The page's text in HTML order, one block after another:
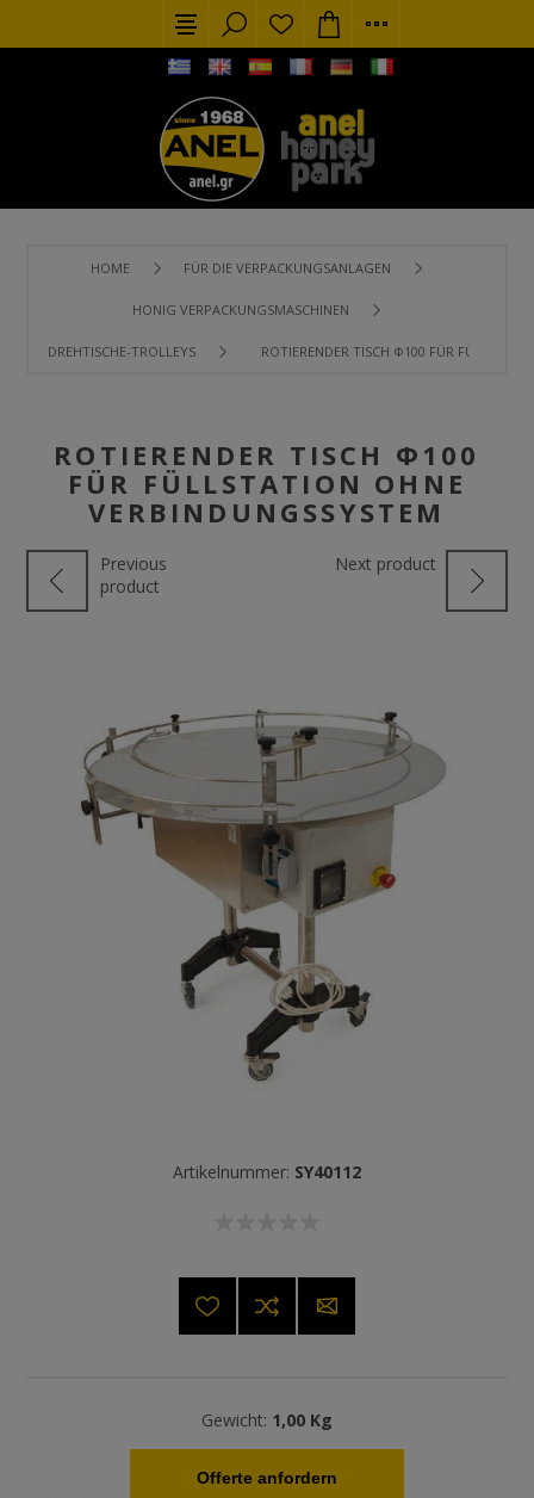
HOME FÜR DIE VERPACKUNGSANLAGEN
HONIG VERPACKUNGSMASCHINEN
DREHTISCHE-TROLLEYS ROTIERENDER TISCH Φ100 FÜR
ROTIERENDER TISCH Φ100
FÜR FÜLLSTATION OHNE
VERBINDUNGSSYSTEM
Previous
product
Next product
Artikelnummer: SY40112
Gewicht: 1,00 Kg
Offerte anfordern